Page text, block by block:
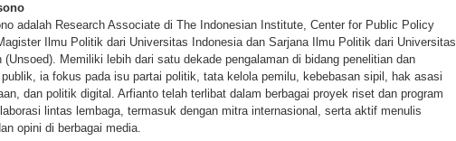
adalah Research Associate di The Indonesian Institute, Center for Public Policy
Ilmu Politik dari Universitas Indonesia dan Sarjana Ilmu Politik dari Universitas
(Unsoed). Memiliki lebih dari satu dekade pengalaman di bidang penelitian dan
ia fokus pada isu partai politik, tata kelola pemilu, kebebasan sipil, hak asasi
dan politik digital. Arfianto telah terlibat dalam berbagai proyek riset dan program
lintas lembaga, termasuk dengan mitra internasional, serta aktif menulis
opini di berbagai media.